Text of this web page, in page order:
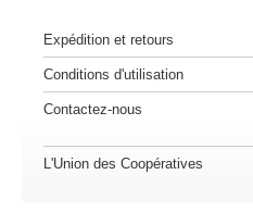
Expédition et retours
Conditions d'utilisation
Contactez-nous
L'Union des Coopératives